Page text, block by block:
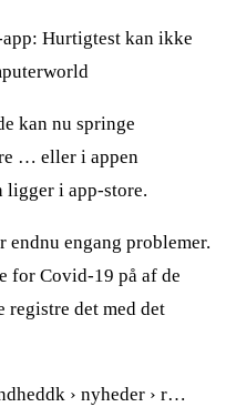
Hurtigtest kan ikke
kan nu springe
… eller i appen
ligger i app-store.
endnu engang problemer.
for Covid-19 på af de
registre det med det
› nyheder › r…